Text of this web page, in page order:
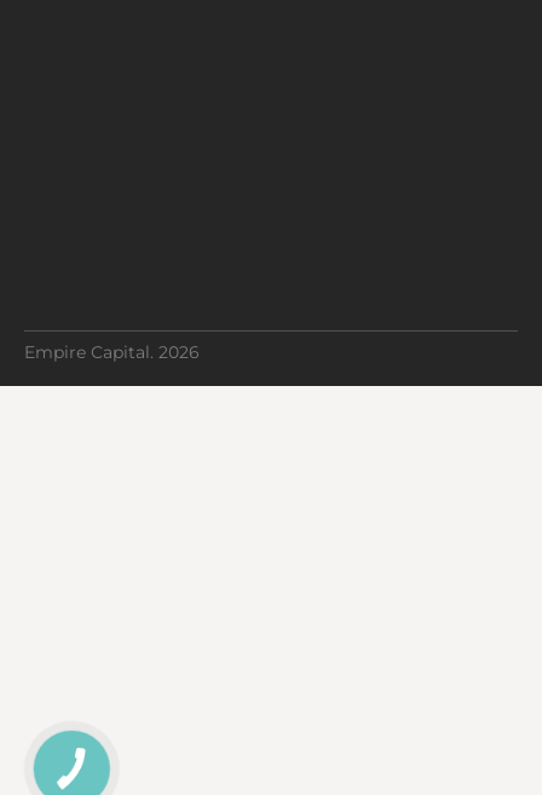
Empire Capital. 2026